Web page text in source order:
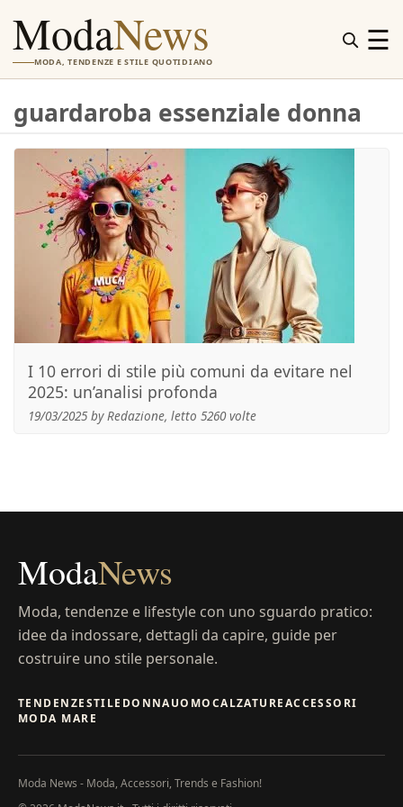
ModaNews
MODA, TENDENZE E STILE QUOTIDIANO
☰
guardaroba essenziale donna
I 10 errori di stile più comuni da evitare nel
2025: un’analisi profonda
19/03/2025 by Redazione, letto 5260 volte
ModaNews
Moda, tendenze e lifestyle con uno sguardo pratico:
idee da indossare, dettagli da capire, guide per
costruire uno stile personale.
TENDENZESTILE DONNAUOMOCALZATUREACCESSORI
MODA MARE
Moda News - Moda, Accessori, Trends e Fashion!